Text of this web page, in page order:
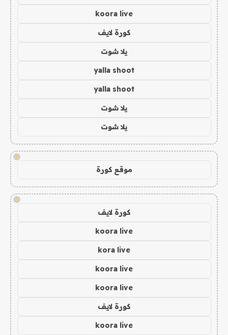
koora live
كورة لايف
يلا شوت
yalla shoot
yalla shoot
يلا شوت
يلا شوت
!
موقع كورة
!
كورة لايف
koora live
kora live
koora live
koora live
كورة لايف
koora live